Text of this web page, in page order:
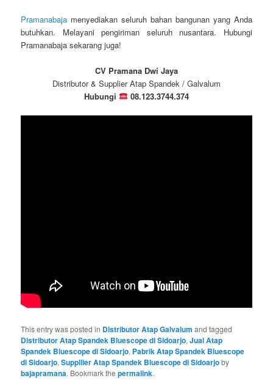
Pramanabaja menyediakan seluruh bahan bangunan yang Anda
butuhkan. Melayani pengiriman seluruh nusantara. Hubungi
Pramanabaja sekarang juga!
CV Pramana Dwi Jaya
Distributor & Supplier Atap Spandek / Galvalum
Hubungi
08.123.3744.374
This entry was posted in Distributor Atap Galvalum and tagged
Distributor Atap Spandek Bluescope di Sidoarjo,Jual Atap
Spandek Bluescope di Sidoarjo, Pabrik Atap Spandek Bluescope
di Sidoarjo,Suppllier Atap Spandek Bluescope di Sidoarjoby
bajapramana. Bookmark thepermalink.